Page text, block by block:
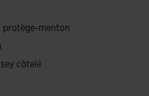
physique sans restriction.
à glissière intégrale facilite
les besoins de ventilation et
pour éviter les frottements.
protège-menton
côtelé